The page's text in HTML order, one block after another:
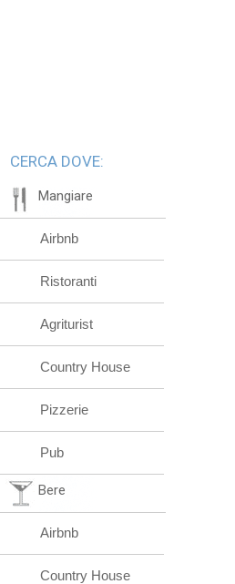
CERCA DOVE:
Mangiare
Airbnb
Ristoranti
Agriturist
Country House
Pizzerie
Pub
Bere
Airbnb
Country House